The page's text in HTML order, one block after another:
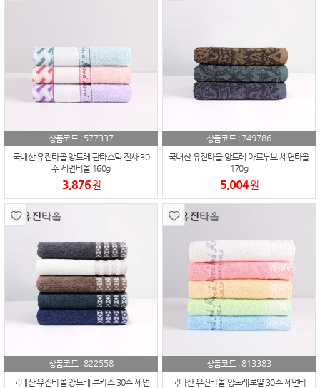
상품코드 : 577337
국내산 유진타올 앙드레 판타스틱 전사 30
수 세면타올 160g
3,876원
상품코드 : 749786
국내산 유진타올 앙드레 아르누보 세면타올
170g
5,004원
상품코드 :822558
국내산 유진타올 앙드레 루카스 30수 세면
상품코드 :813383
국내산 유진타올 앙드레로얄 30수 세면타